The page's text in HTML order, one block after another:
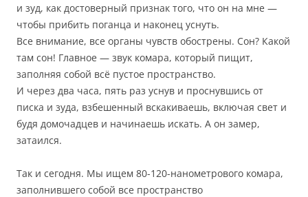
и зуд, как достоверный признак того, что он на мне —
чтобы прибить поганца и наконец уснуть.
Все внимание, все органы чувств обострены. Сон? Какой
там сон! Главное — звук комара, который пищит,
заполняя собой всё пустое пространство.
И через два часа, пять раз уснув и проснувшись от
писка и зуда, взбешенный вскакиваешь, включая свет и
будя домочадцев и начинаешь искать. А он замер,
затаился.
Так и сегодня. Мы ищем 80-120-нанометрового комара,
заполнившего собой все пространство